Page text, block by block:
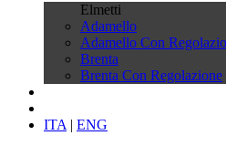
Elmetti
Adamello
Adamello Con
Brenta
Brenta Con Regolazione
ITA | ENG